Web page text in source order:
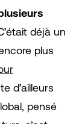
déjà un
plus
d’ailleurs
pensé